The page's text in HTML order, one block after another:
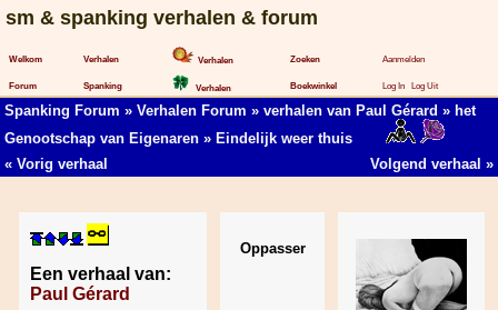
sm & spanking verhalen & forum
Welkom
Forum
Verhalen
Spanking
Verhalen
Verhalen
Zoeken
Boekwinkel
Aanmelden
Log In Log Uit
Spanking Forum » Verhalen Forum » verhalen van Paul Gérard » het
Genootschap van Eigenaren » Eindelijk weer thuis
« Vorig verhaal Volgend verhaal »
Een verhaal van:
Paul Gérard
Oppasser